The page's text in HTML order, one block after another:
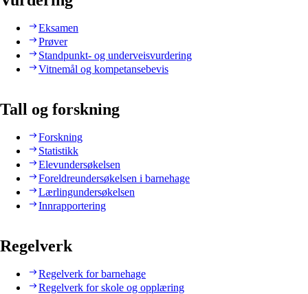
Eksamen
Prøver
Standpunkt- og underveisvurdering
Vitnemål og kompetansebevis
Tall og forskning
Forskning
Statistikk
Elevundersøkelsen
Foreldreundersøkelsen i barnehage
Lærlingundersøkelsen
Innrapportering
Regelverk
Regelverk for barnehage
Regelverk for skole og opplæring